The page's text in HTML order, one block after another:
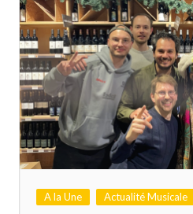
A la Une Actualité Musicale